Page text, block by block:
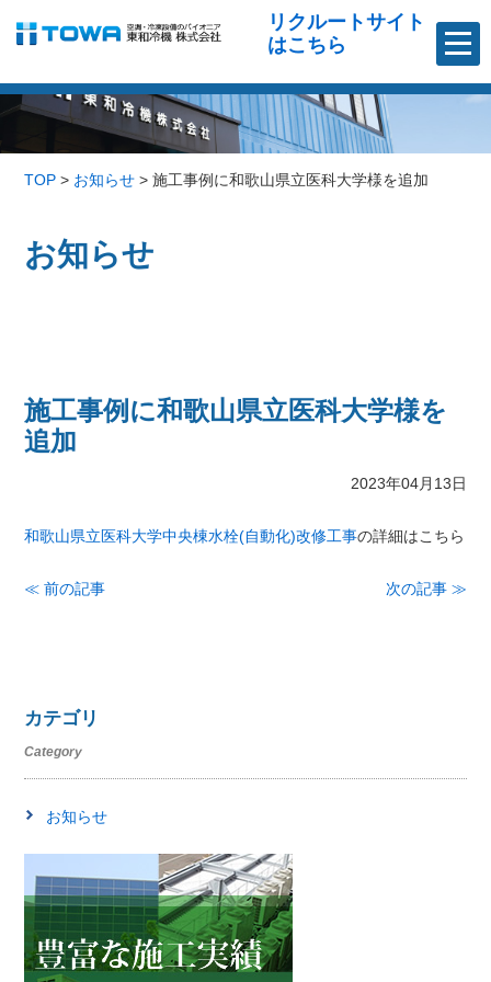
リクルートサイト
はこちら
TOP > お知らせ >施工事例に和歌山県立医科大学様を追加
お知らせ
施工事例に和歌山県立医科大学様を
追加
2023年04月13日
和歌山県立医科大学中央棟水栓(自動化)改修工事の詳細はこちら
≪ 前の記事 次の記事 ≫
カテゴリ
Category
お知らせ